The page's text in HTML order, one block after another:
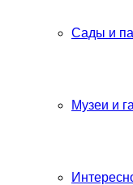
Сады и
Музеи и